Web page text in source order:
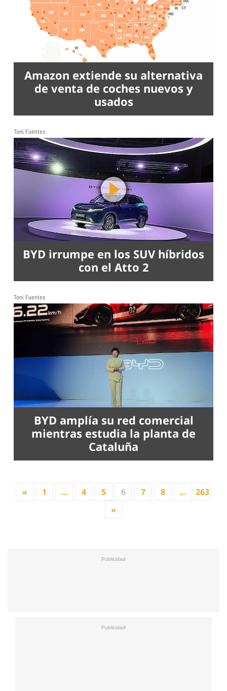
Amazon extiende su alternativa
de venta de coches nuevos y
usados
Toni Fuentes
BYD irrumpe en los SUV híbridos
con el Atto 2
Toni Fuentes
BYD amplía su red comercial
mientras estudia la planta de
Cataluña
« 1 … 4 5 6 7 8 …
263
»